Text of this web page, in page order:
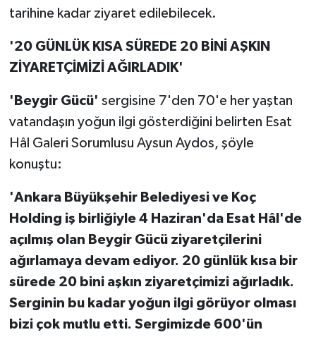
tarihine kadar ziyaret edilebilecek.
'20 GÜNLÜK KISA SÜREDE 20 BİNİ AŞKIN
ZİYARETÇİMİZİ AĞIRLADIK'
'Beygir Gücü' sergisine 7'den 70'e her yaştan
vatandaşın yoğun ilgi gösterdiğini belirten Esat
Hâl Galeri Sorumlusu Aysun Aydos, şöyle
konuştu:
'Ankara Büyükşehir Belediyesi ve Koç
Holding iş birliğiyle 4 Haziran'da Esat Hâl'de
açılmış olan Beygir Gücü ziyaretçilerini
ağırlamaya devam ediyor. 20 günlük kısa bir
sürede 20 bini aşkın ziyaretçimizi ağırladık.
Serginin bu kadar yoğun ilgi görüyor olması
bizi çok mutlu etti. Sergimizde 600'ün